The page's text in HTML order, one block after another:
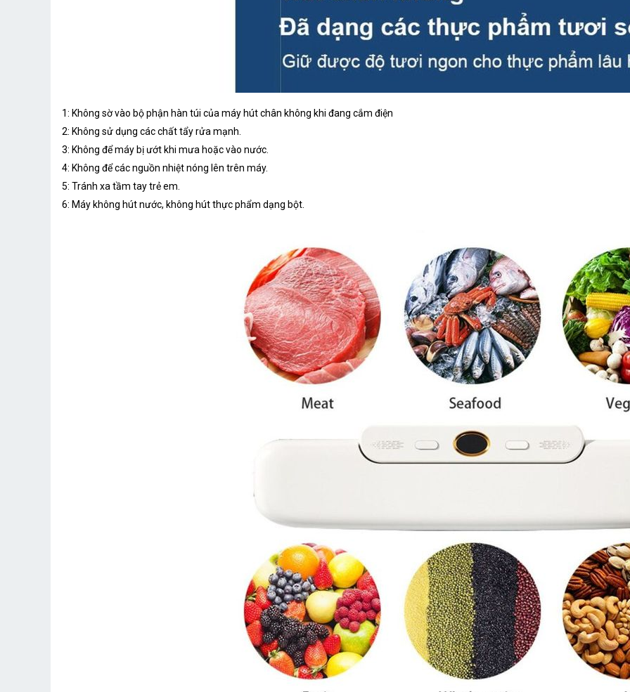
1: Không sờ vào bộ phận hàn túi của máy hút chân không khi đang cắm điện
2: Không sử dụng các chất tẩy rửa mạnh.
3: Không để máy bị ướt khi mưa hoặc vào nước.
4: Không để các nguồn nhiệt nóng lên trên máy.
5: Tránh xa tầm tay trẻ em.
6: Máy không hút nước, không hút thực phẩm dạng bột.